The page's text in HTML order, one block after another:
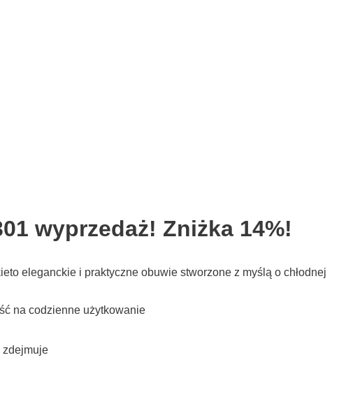
wyprzedaż! Zniżka 14%!
eleganckie i praktyczne obuwie stworzone z myślą o chłodnej
na codzienne użytkowanie
zdejmuje